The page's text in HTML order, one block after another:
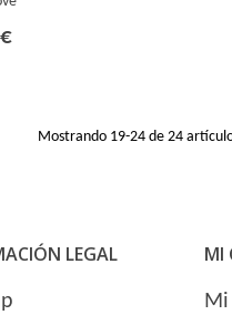
Mostrando 19-24 de 24
LEGAL MI
Mi